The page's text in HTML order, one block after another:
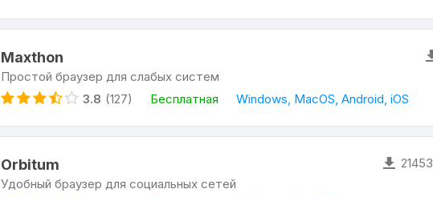
Maxthon
Простой браузер для слабых систем
3.8 (127) Бесплатная Windows, MacOS, Android, iOS
Orbitum
Удобный браузер для социальных сетей
21453